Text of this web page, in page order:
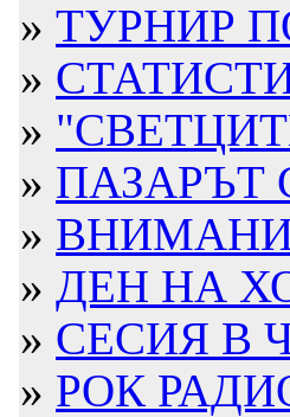
» ТУРНИР
»
»
» ПАЗАРЪТ
»
» ДЕН НА
» СЕСИЯ В
» РОК